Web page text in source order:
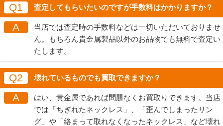
Q1 査定してもらいたいのですが手数料はかかりますか？
A
当店では査定時の手数料などは一切いただいておりませ
ん。もちろん貴金属製品以外のお品物でも無料で査定い
たします。
Q2 壊れているものでも買取できますか？
A
はい、貴金属であれば問題なくお買取りできます。当店
では「ちぎれたネックレス」、「歪んでしまったリン
グ」や「絡まって取れなくなったネックレス」など壊れ